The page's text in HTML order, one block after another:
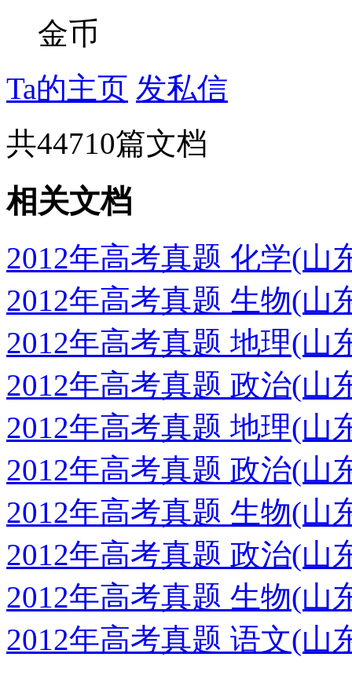
金币
Ta的主页 发私信
共44710篇文档
相关文档
2012年高考真题 化学(山
2012年高考真题 生物(山
2012年高考真题 地理(山
2012年高考真题 政治(山
2012年高考真题 地理(山
2012年高考真题 政治(山
2012年高考真题 生物(山
2012年高考真题 政治(山
2012年高考真题 生物(山
2012年高考真题 语文(山